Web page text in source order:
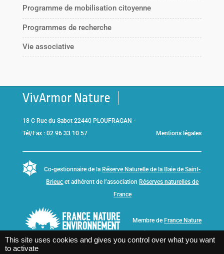
Programme de mobilisation citoyenne
Programmes de recherche
Vie associative
VivArmor Nature
18 C Rue du Sabot 22440 PLOUFRAGAN -
Tél/Fax : 02 96 33 10 57
Mentions légales
Co-gestionnaire de la Réserve Naturelle de la Baie de Saint-
Brieuc et adhérent de l’association Réserves naturelles de
France
Membre de France Nature
This site uses cookies and gives you control over what you want
to activate